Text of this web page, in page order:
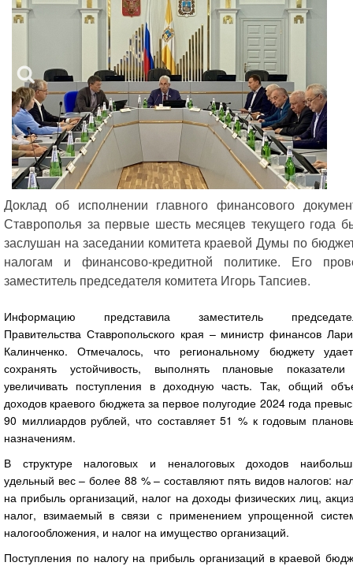
Доклад об исполнении главного финансового
Ставрополья за первые шесть месяцев текущего года
заслушан на заседании комитета краевой Думы по
налогам и финансово-кредитной политике. Его
заместитель председателя комитета Игорь Тапсиев.
Информацию представила заместитель
Правительства Ставропольского края – министр финансов
Калинченко. Отмечалось, что региональному бюджету
сохранять устойчивость, выполнять плановые
увеличивать поступления в доходную часть. Так, общий
доходов краевого бюджета за первое полугодие 2024 года
90 миллиардов рублей, что составляет 51 % к годовым
назначениям.
В структуре налоговых и неналоговых доходов
удельный вес – более 88 % – составляют пять видов налогов:
на прибыль организаций, налог на доходы физических лиц,
налог, взимаемый в связи с применением упрощенной
налогообложения, и налог на имущество организаций.
Поступления по налогу на прибыль организаций в краевой